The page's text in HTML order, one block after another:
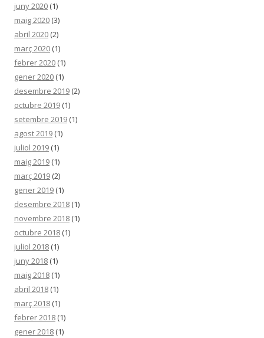
juny 2020 (1)
maig 2020 (3)
abril 2020 (2)
març 2020 (1)
febrer 2020 (1)
gener 2020 (1)
desembre 2019 (2)
octubre 2019 (1)
setembre 2019 (1)
agost 2019 (1)
juliol 2019 (1)
maig 2019 (1)
març 2019 (2)
gener 2019 (1)
desembre 2018 (1)
novembre 2018 (1)
octubre 2018 (1)
juliol 2018 (1)
juny 2018 (1)
maig 2018 (1)
abril 2018 (1)
març 2018 (1)
febrer 2018 (1)
gener 2018 (1)